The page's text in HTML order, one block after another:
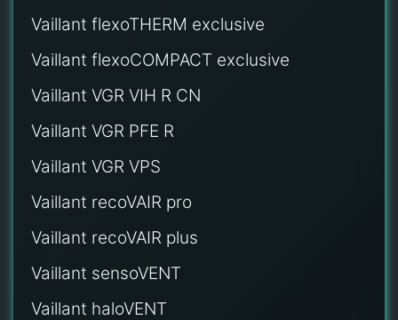
Vaillant flexoTHERM exclusive
Vaillant flexoCOMPACT exclusive
Vaillant VGR VIH R CN
Vaillant VGR PFE R
Vaillant VGR VPS
Vaillant recoVAIR pro
Vaillant recoVAIR plus
Vaillant sensoVENT
Vaillant haloVENT